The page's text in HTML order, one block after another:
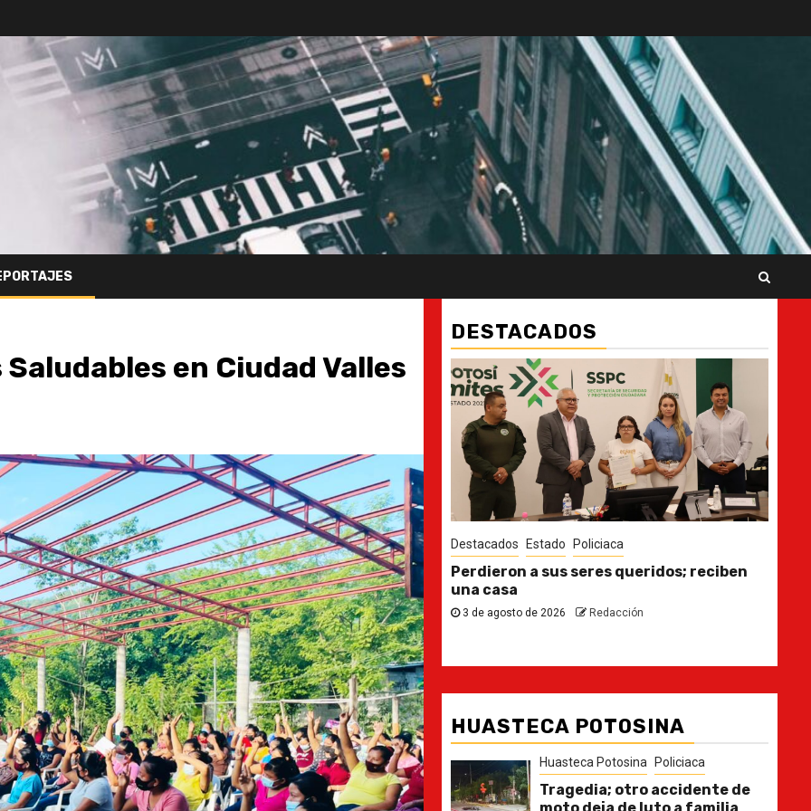
en Ciudad Valles
DESTACADOS
impacto
Destacados Estado Policiaca
Perdieron a sus seres queridos; reciben
una casa
3 de agosto de 2026 Redacción
Destacados Estado
Ya casi, el quinto informe del Gobernador
30 de julio de 2026
HUASTECA POTOSINA
Huasteca Potosina Policiaca
Tragedia; otro accidente de